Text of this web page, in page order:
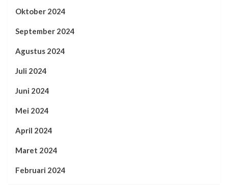
Oktober 2024
September 2024
Agustus 2024
Juli 2024
Juni 2024
Mei 2024
April 2024
Maret 2024
Februari 2024